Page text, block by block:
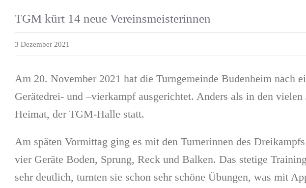
TGM kürt 14 neue Vereinsmeisterinnen
3 Dezember 2021
Am 20. November 2021 hat die Turngemeinde Budenheim nach
Gerätedrei- und –vierkampf ausgerichtet. Anders als in den
Heimat, der TGM-Halle statt.
Am späten Vormittag ging es mit den Turnerinnen des
vier Geräte Boden, Sprung, Reck und Balken. Das stetige
sehr deutlich, turnten sie schon sehr schöne Übungen, was mit